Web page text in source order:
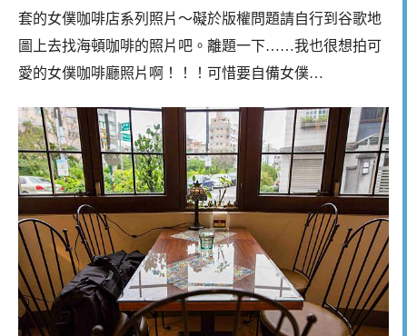
套的女僕咖啡店系列照片～礙於版權問題請自行到谷歌地
圖上去找海頓咖啡的照片吧。離題一下……我也很想拍可
愛的女僕咖啡廳照片啊！！！可惜要自備女僕…